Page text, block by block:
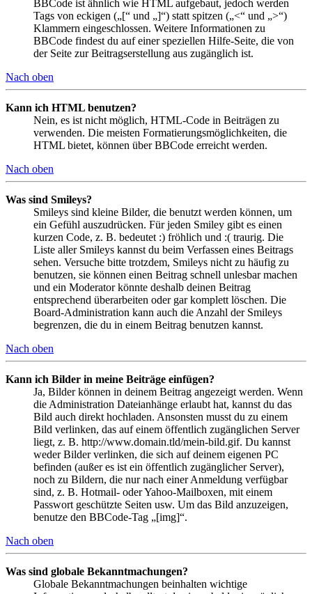
BBCode ist ähnlich wie HTML aufgebaut, jedoch werden
Tags von eckigen („[“ und „]“) statt spitzen („<“ und „>“)
Klammern eingeschlossen. Weitere Informationen zu
BBCode findest du auf einer speziellen Hilfe-Seite, die von
der Seite zur Beitragserstellung aus zugänglich ist.
Nach oben
Kann ich HTML benutzen?
Nein, es ist nicht möglich, HTML-Code in Beiträgen zu
verwenden. Die meisten Formatierungsmöglichkeiten, die
HTML bietet, können über BBCode erreicht werden.
Nach oben
Was sind Smileys?
Smileys sind kleine Bilder, die benutzt werden können, um
ein Gefühl auszudrücken. Für jeden Smiley gibt es einen
kurzen Code, z. B. bedeutet :) fröhlich und :( traurig. Die
Liste aller Smileys kannst du beim Verfassen eines Beitrags
sehen. Versuche bitte trotzdem, Smileys nicht zu häufig zu
benutzen, sie können einen Beitrag schnell unlesbar machen
und ein Moderator könnte deshalb deinen Beitrag
entsprechend überarbeiten oder gar komplett löschen. Die
Board-Administration kann auch die Anzahl der Smileys
begrenzen, die du in einem Beitrag benutzen kannst.
Nach oben
Kann ich Bilder in meine Beiträge einfügen?
Ja, Bilder können in deinem Beitrag angezeigt werden. Wenn
die Administration Dateianhänge erlaubt hat, kannst du das
Bild auch direkt hochladen. Ansonsten musst du zu einem
Bild verlinken, das auf einem öffentlich zugänglichen Server
liegt, z. B. http://www.domain.tld/mein-bild.gif. Du kannst
weder Bilder verlinken, die sich auf deinem eigenen PC
befinden (außer es ist ein öffentlich zugänglicher Server),
noch zu Bildern, die nur nach einer Anmeldung verfügbar
sind, z. B. Hotmail- oder Yahoo-Mailboxen, mit einem
Passwort geschützte Seiten usw. Um das Bild anzuzeigen,
benutze den BBCode-Tag „[img]“.
Nach oben
Was sind globale Bekanntmachungen?
Globale Bekanntmachungen beinhalten wichtige